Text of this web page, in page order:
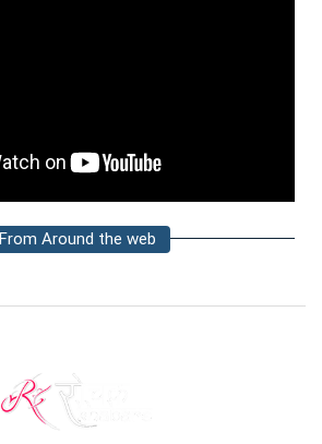
From Around the web